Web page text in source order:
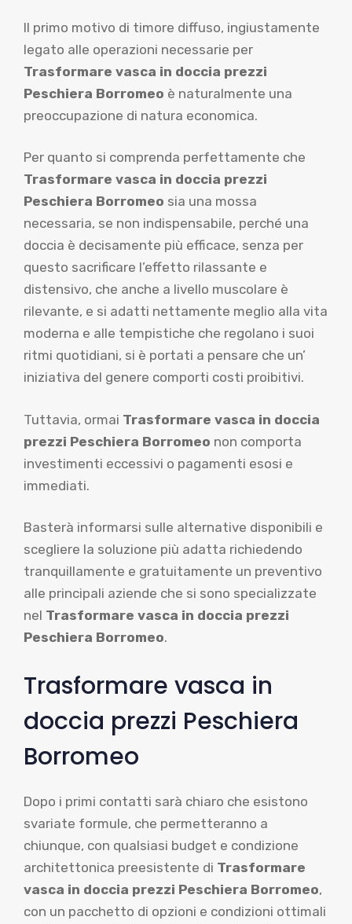
Il primo motivo di timore diffuso, ingiustamente
legato alle operazioni necessarie per
Trasformare vasca in doccia prezzi
Peschiera Borromeo è naturalmente una
preoccupazione di natura economica.
Per quanto si comprenda perfettamente che
Trasformare vasca in doccia prezzi
Peschiera Borromeo sia una mossa
necessaria, se non indispensabile, perché una
doccia è decisamente più efficace, senza per
questo sacrificare l’effetto rilassante e
distensivo, che anche a livello muscolare è
rilevante, e si adatti nettamente meglio alla vita
moderna e alle tempistiche che regolano i suoi
ritmi quotidiani, si è portati a pensare che un’
iniziativa del genere comporti costi proibitivi.
Tuttavia, ormai Trasformare vasca in doccia
prezzi Peschiera Borromeo non comporta
investimenti eccessivi o pagamenti esosi e
immediati.
Basterà informarsi sulle alternative disponibili e
scegliere la soluzione più adatta richiedendo
tranquillamente e gratuitamente un preventivo
alle principali aziende che si sono specializzate
nel Trasformare vasca in doccia prezzi
Peschiera Borromeo.
Trasformare vasca in
doccia prezzi Peschiera
Borromeo
Dopo i primi contatti sarà chiaro che esistono
svariate formule, che permetteranno a
chiunque, con qualsiasi budget e condizione
architettonica preesistente di Trasformare
vasca in doccia prezzi Peschiera Borromeo,
con un pacchetto di opzioni e condizioni ottimali